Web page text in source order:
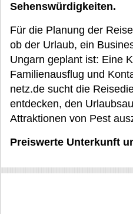
Sehenswürdigkeiten.
Für die Planung der
ob der Urlaub, ein
Ungarn geplant ist: Eine
Familienausflug und
netz.de sucht die
entdecken, den
Attraktionen von Pest
Preiswerte Unterkunft